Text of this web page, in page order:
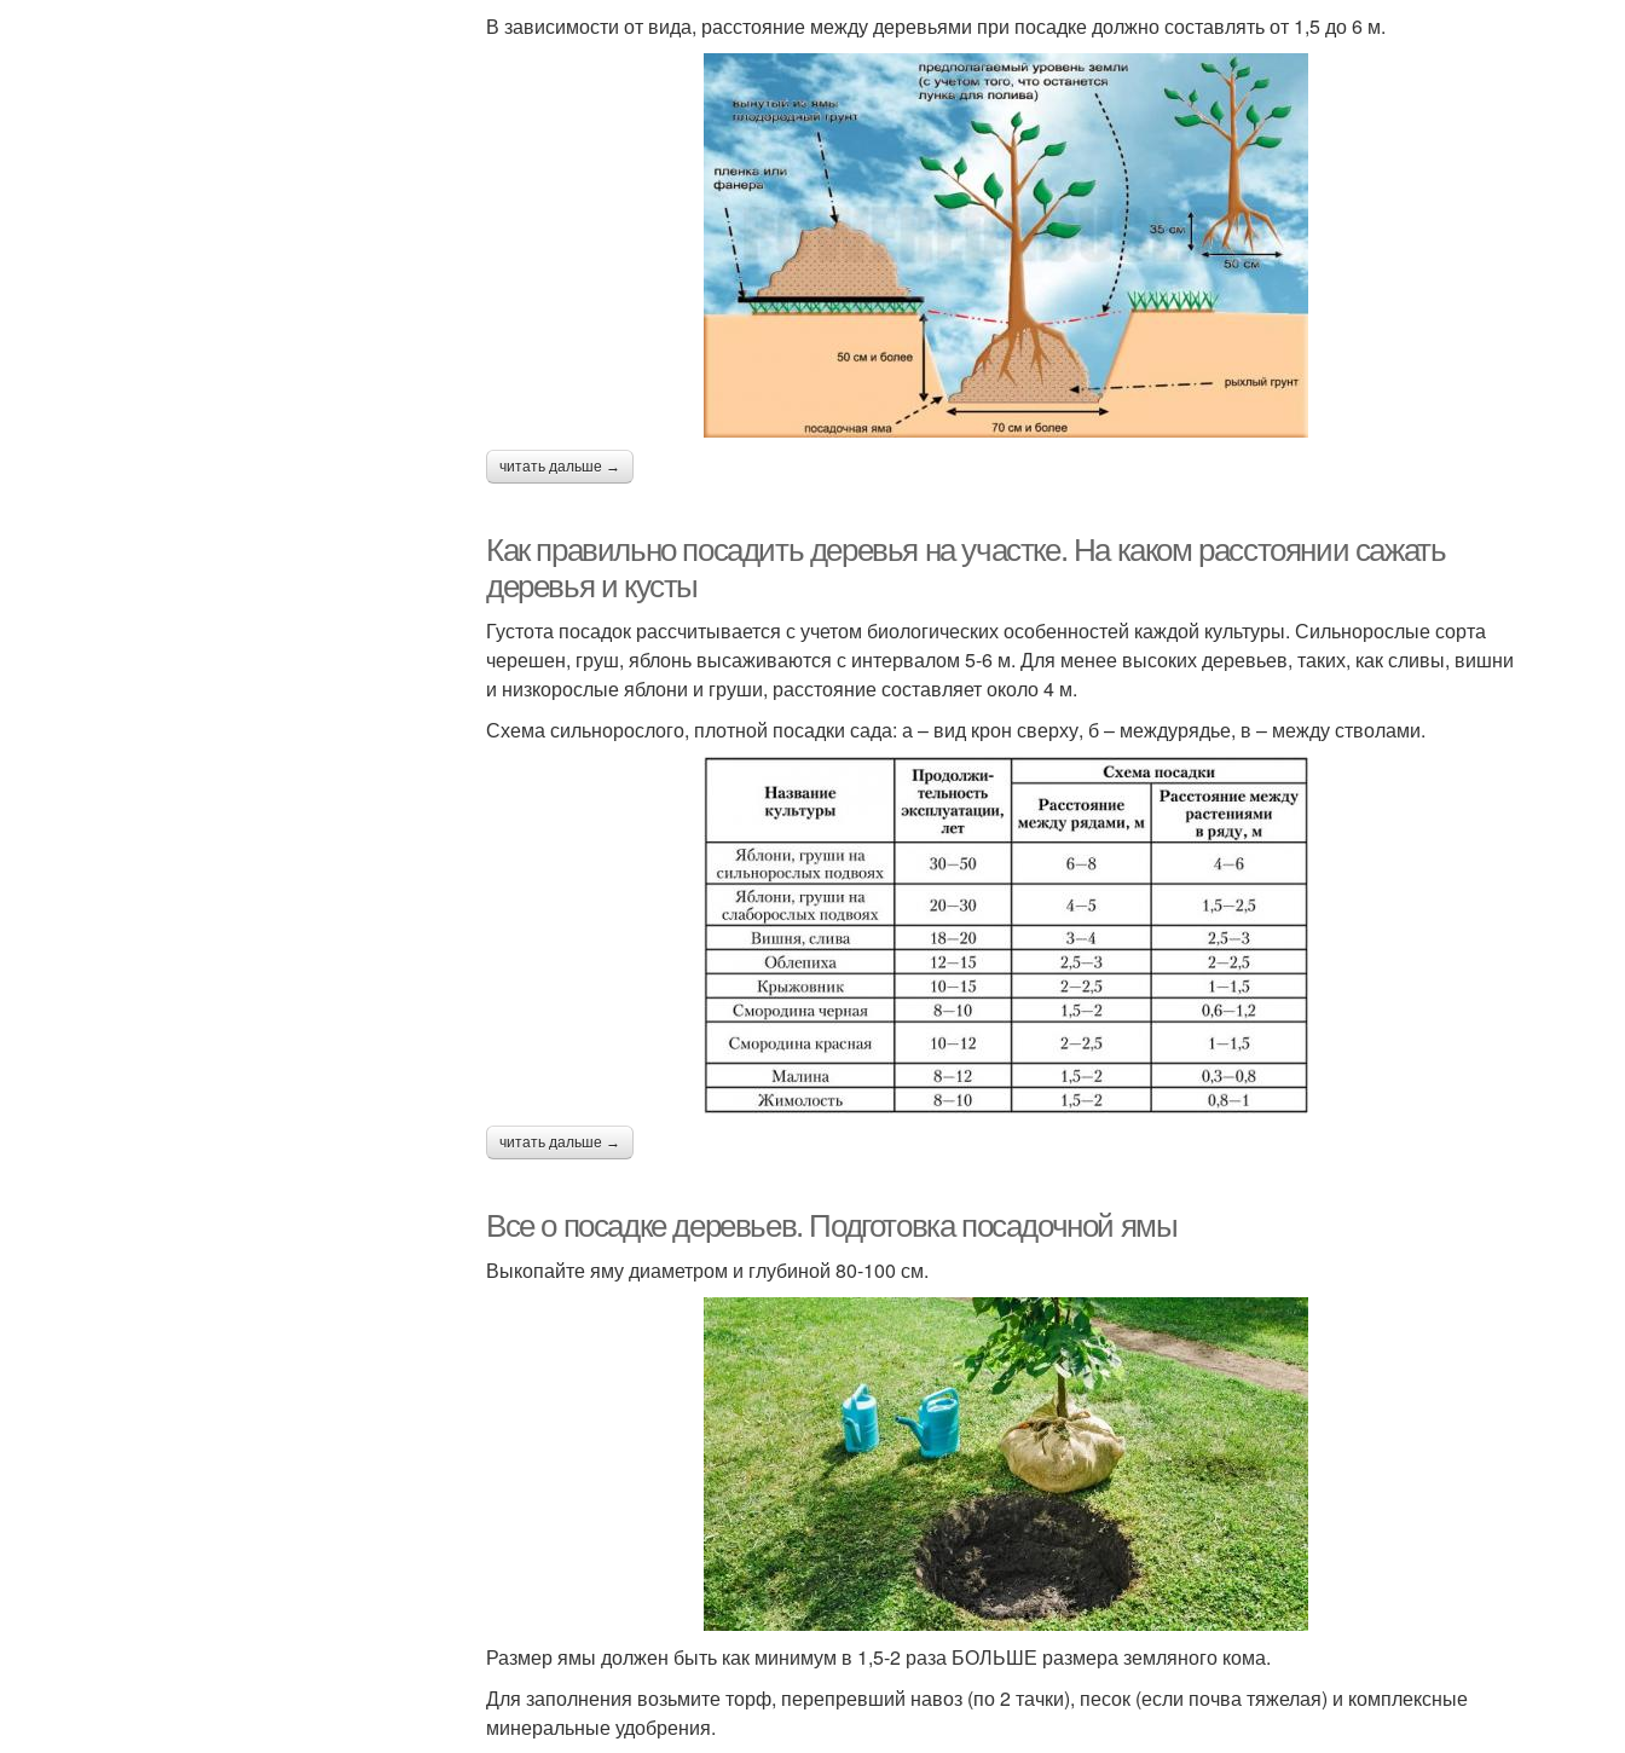
В зависимости от вида, расстояние между деревьями при посадке должно составлять от 1,5 до 6 м.
читать дальше →
Как правильно посадить деревья на участке. На каком расстоянии сажать
деревья и кусты
Густота посадок рассчитывается с учетом биологических особенностей каждой культуры. Сильнорослые сорта
черешен, груш, яблонь высаживаются с интервалом 5-6 м. Для менее высоких деревьев, таких, как сливы, вишни
и низкорослые яблони и груши, расстояние составляет около 4 м.
Схема сильнорослого, плотной посадки сада: а – вид крон сверху, б – междурядье, в – между стволами.
читать дальше →
Все о посадке деревьев. Подготовка посадочной ямы
Выкопайте яму диаметром и глубиной 80-100 см.
Размер ямы должен быть как минимум в 1,5-2 раза БОЛЬШЕ размера земляного кома.
Для заполнения возьмите торф, перепревший навоз (по 2 тачки), песок (если почва тяжелая) и комплексные
минеральные удобрения.